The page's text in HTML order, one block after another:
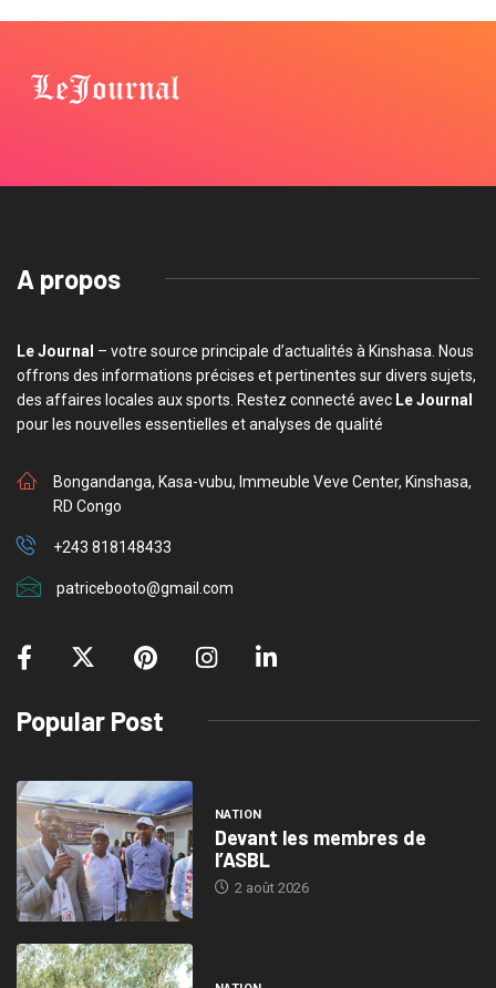
A propos
Le Journal – votre source principale d’actualités à Kinshasa. Nous
offrons des informations précises et pertinentes sur divers sujets,
des affaires locales aux sports. Restez connecté avec Le Journal
pour les nouvelles essentielles et analyses de qualité
Bongandanga, Kasa-vubu, Immeuble Veve Center, Kinshasa,
RD Congo
+243 818148433
patricebooto@gmail.com
Popular Post
NATION
Devant les membres de
l’ASBL
2 août 2026